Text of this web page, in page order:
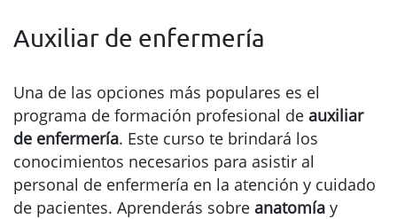
Auxiliar de enfermería
Una de las opciones más populares es el
programa de formación profesional de auxiliar
de enfermería. Este curso te brindará los
conocimientos necesarios para asistir al
personal de enfermería en la atención y cuidado
de pacientes. Aprenderás sobre anatomía y